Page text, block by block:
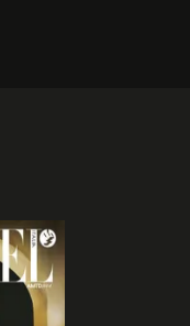
Trent'anni dopo,